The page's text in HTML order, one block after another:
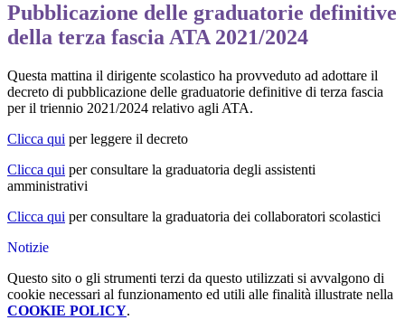
Pubblicazione delle graduatorie definitive
della terza fascia ATA 2021/2024
Questa mattina il dirigente scolastico ha provveduto ad adottare il
decreto di pubblicazione delle graduatorie definitive di terza fascia
per il triennio 2021/2024 relativo agli ATA.
Clicca qui per leggere il decreto
Clicca qui per consultare la graduatoria degli assistenti
amministrativi
Clicca qui per consultare la graduatoria dei collaboratori scolastici
Notizie
Questo sito o gli strumenti terzi da questo utilizzati si avvalgono di
cookie necessari al funzionamento ed utili alle finalità illustrate nella
COOKIE POLICY.